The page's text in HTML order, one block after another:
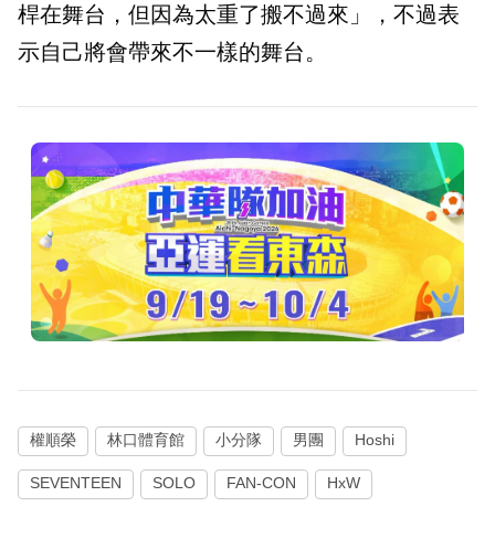
桿在舞台，但因為太重了搬不過來」，不過表
示自己將會帶來不一樣的舞台。
權順榮 林口體育館 小分隊 男團 Hoshi
SEVENTEEN SOLO FAN-CON HxW